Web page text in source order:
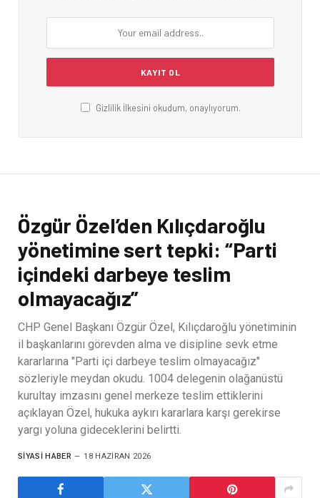
Gizlilik İlkesini okudum, onaylıyorum.
Özgür Özel’den Kılıçdaroğlu
yönetimine sert tepki: “Parti
içindeki darbeye teslim
olmayacağız”
CHP Genel Başkanı Özgür Özel, Kılıçdaroğlu yönetiminin
il başkanlarını görevden alma ve disipline sevk etme
kararlarına "Parti içi darbeye teslim olmayacağız"
sözleriyle meydan okudu. 1004 delegenin olağanüstü
kurultay imzasını genel merkeze teslim ettiklerini
açıklayan Özel, hukuka aykırı kararlara karşı gerekirse
yargı yoluna gideceklerini belirtti.
SIYASI HABER 18 HAZIRAN 2026